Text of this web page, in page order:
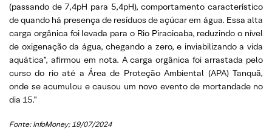
(passando de 7,4pH para 5,4pH), comportamento característico
de quando há presença de resíduos de açúcar em água. Essa alta
carga orgânica foi levada para o Rio Piracicaba, reduzindo o nível
de oxigenação da água, chegando a zero, e inviabilizando a vida
aquática”, afirmou em nota. A carga orgânica foi arrastada pelo
curso do rio até a Área de Proteção Ambiental (APA) Tanquã,
onde se acumulou e causou um novo evento de mortandade no
dia 15.”
Fonte: InfoMoney; 19/07/2024